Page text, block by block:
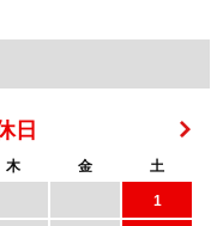
日
木 金
土
1